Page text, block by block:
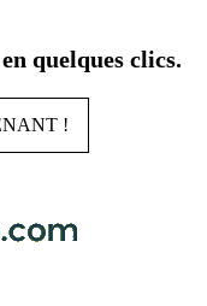
quelques clics.
!